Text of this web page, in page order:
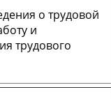
о трудовой
и
трудового